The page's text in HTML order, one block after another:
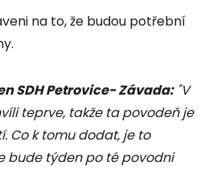
na to, že budou potřební
SDH Petrovice- Závada:"V
teprve, takže ta povodeň je
Co k tomu dodat, je to
bude týden po té povodni